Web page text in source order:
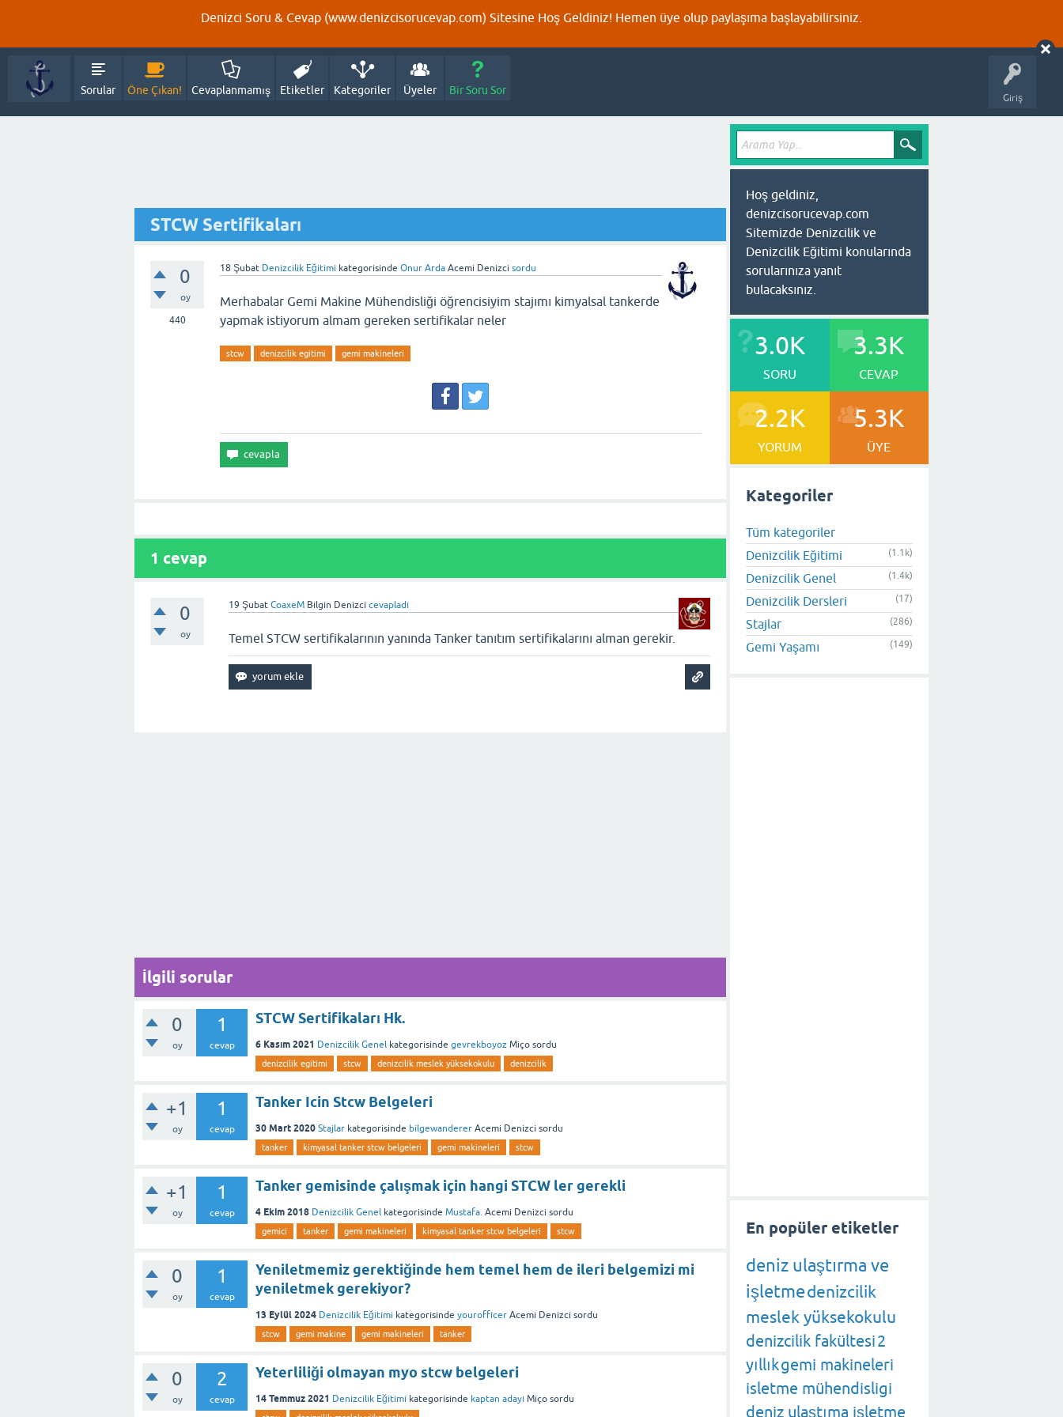
Denizci Soru & Cevap (www.denizcisorucevap.com) Sitesine Hoş Geldiniz! Hemen üye olup paylaşıma başlayabilirsiniz.
Giriş
Sorular Öne Çıkan! Cevaplanmamış Etiketler Kategoriler Üyeler Bir Soru Sor
STCW Sertifikaları
0
oy
440
18 Şubat Denizcilik Eğitimi kategorisinde Onur Arda Acemi Denizci sordu
Merhabalar Gemi Makine Mühendisliği öğrencisiyim stajımı kimyalsal tankerde
yapmak istiyorum almam gereken sertifikalar neler
stcw denizcilik egitimi gemi makineleri
1 cevap
0
oy
19 Şubat CoaxeM Bilgin Denizci cevapladı
Temel STCW sertifikalarının yanında Tanker tanıtım sertifikalarını alman gerekir.
İlgili sorular
0
oy
1
cevap
STCW Sertifikaları Hk.
6 Kasım 2021 Denizcilik Genel kategorisinde gevrekboyoz Miço sordu
denizcilik egitimi stcw denizcilik meslek yüksekokulu denizcilik
+1
oy
1
cevap
Tanker Icin Stcw Belgeleri
30 Mart 2020 Stajlar kategorisinde bilgewanderer Acemi Denizci sordu
tanker kimyasal tanker stcw belgeleri gemi makineleri stcw
+1
oy
1
cevap
Tanker gemisinde çalışmak için hangi STCW ler gerekli
4 Ekim 2018 Denizcilik Genel kategorisinde Mustafa. Acemi Denizci sordu
gemici tanker gemi makineleri kimyasal tanker stcw belgeleri stcw
0
oy
1
cevap
Yeniletmemiz gerektiğinde hem temel hem de ileri belgemizi mi
yeniletmek gerekiyor?
13 Eylül 2024 Denizcilik Eğitimi kategorisinde yourofficer Acemi Denizci sordu
stcw gemi makine gemi makineleri tanker
0
oy
2
cevap
Yeterliliği olmayan myo stcw belgeleri
14 Temmuz 2021 Denizcilik Eğitimi kategorisinde kaptan adayı Miço sordu
Hoş geldiniz,
denizcisorucevap.com
Sitemizde Denizcilik ve
Denizcilik Eğitimi konularında
sorularınıza yanıt
bulacaksınız.
3.0K
SORU
3.3K
CEVAP
2.2K
YORUM
5.3K
ÜYE
Kategoriler
Tüm kategoriler
Denizcilik Eğitimi
(1.1k)
Denizcilik Genel (1.4k)
Denizcilik Dersleri (17)
Stajlar (286)
Gemi Yaşamı (149)
En popüler etiketler
deniz ulaştırma ve
işletmedenizcilik
meslek yüksekokulu
denizcilik fakültesi2
yıllıkgemi makineleri
isletme mühendisligi
deniz ulaştıma işletme